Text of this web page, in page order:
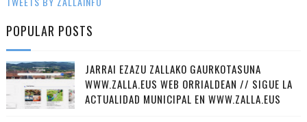
POPULAR POSTS
JARRAI EZAZU ZALLAKO GAURKOTASUNA
WWW.ZALLA.EUS WEB ORRIALDEAN // SIGUE LA
ACTUALIDAD MUNICIPAL EN WWW.ZALLA.EUS